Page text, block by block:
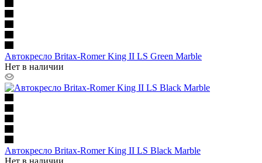
Автокресло Britax-Romer King II LS Green Marble
Нет в наличии
Автокресло Britax-Romer King II LS Black Marble
Нет в наличии